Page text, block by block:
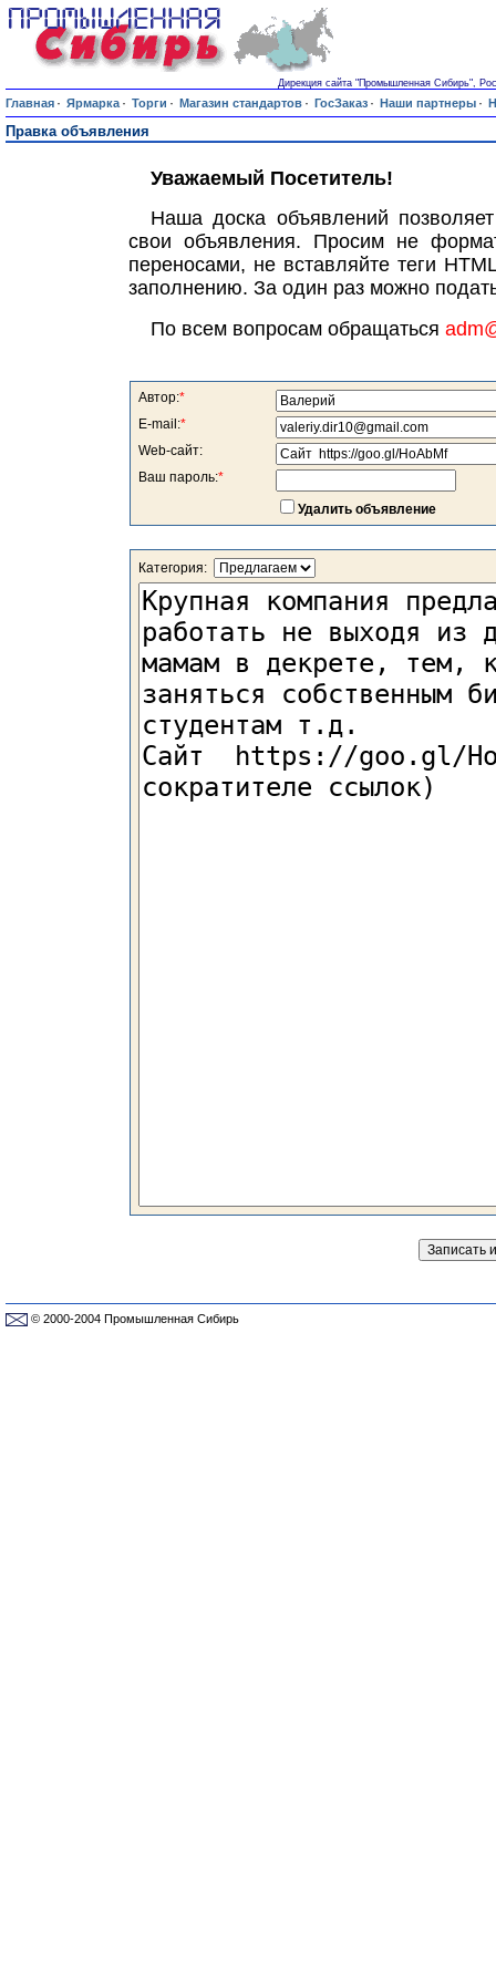
Дирекция сайта "Промышленная Сибирь",
Главная · Ярмарка · Торги · Магазин стандартов · ГосЗаказ · Наши партнеры ·
Правка объявления
Уважаемый Посетитель!
Наша доска объявлений
свои объявления. Просим не
переносами, не вставляйте теги
заполнению. За один раз можно
По всем вопросам обращаться
Автор:*
E-mail:*
Web-сайт:
Ваш пароль:*
Удалить объявление
Категория:
© 2000-2004 Промышленная Сибирь